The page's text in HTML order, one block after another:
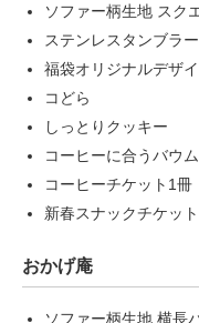
ソファー柄生地 スク
ステンレスタンブラー
福袋オリジナルデザ
コどら
しっとりクッキー
コーヒーに合うバウム
コーヒーチケット1冊
新春スナックチケッ
おかげ庵
ソファー柄生地 横長